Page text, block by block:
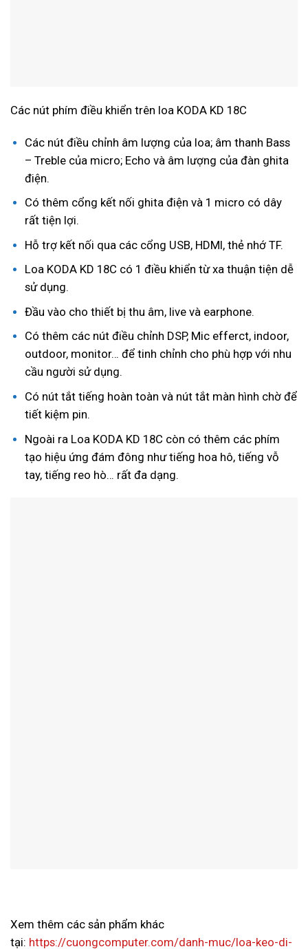
Các nút phím điều khiển trên loa KODA KD 18C
Các nút điều chỉnh âm lượng của loa; âm thanh Bass
– Treble của micro; Echo và âm lượng của đàn ghita
điện.
Có thêm cổng kết nối ghita điện và 1 micro có dây
rất tiện lợi.
Hỗ trợ kết nối qua các cổng USB, HDMI, thẻ nhớ TF.
Loa KODA KD 18C có 1 điều khiển từ xa thuận tiện dễ
sử dụng.
Đầu vào cho thiết bị thu âm, live và earphone.
Có thêm các nút điều chỉnh DSP, Mic efferct, indoor,
outdoor, monitor… để tinh chỉnh cho phù hợp với nhu
cầu người sử dụng.
Có nút tắt tiếng hoàn toàn và nút tắt màn hình chờ để
tiết kiệm pin.
Ngoài ra Loa KODA KD 18C còn có thêm các phím
tạo hiệu ứng đám đông như tiếng hoa hô, tiếng vỗ
tay, tiếng reo hò… rất đa dạng.
Xem thêm các sản phẩm khác
tại: https://cuongcomputer.com/danh-muc/loa-keo-di-